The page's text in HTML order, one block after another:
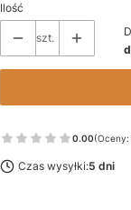
Ilość
szt.
0.00(Oceny:
Czas wysyłki:5 dni